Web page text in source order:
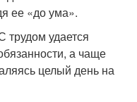
ее «до ума».
трудом удается
а чаще
целый день на